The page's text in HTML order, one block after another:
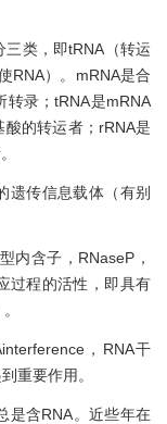
类，即tRNA（转运
RNA）。mRNA是合
转录；tRNA是mRNA
酸的转运者；rRNA是
遗传信息载体（有别
内含子，RNaseP，
过程的活性，即具有
，RNA干
重要作用。
是含RNA。近些年在